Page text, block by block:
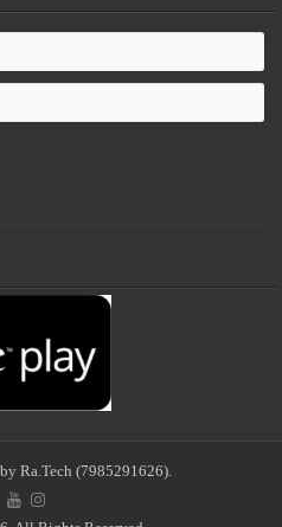
Ra.Tech (7985291626).